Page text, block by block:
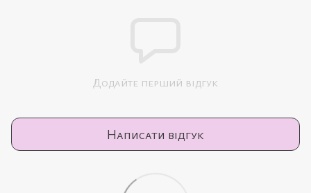
Додайте перший відгук
Написати відгук